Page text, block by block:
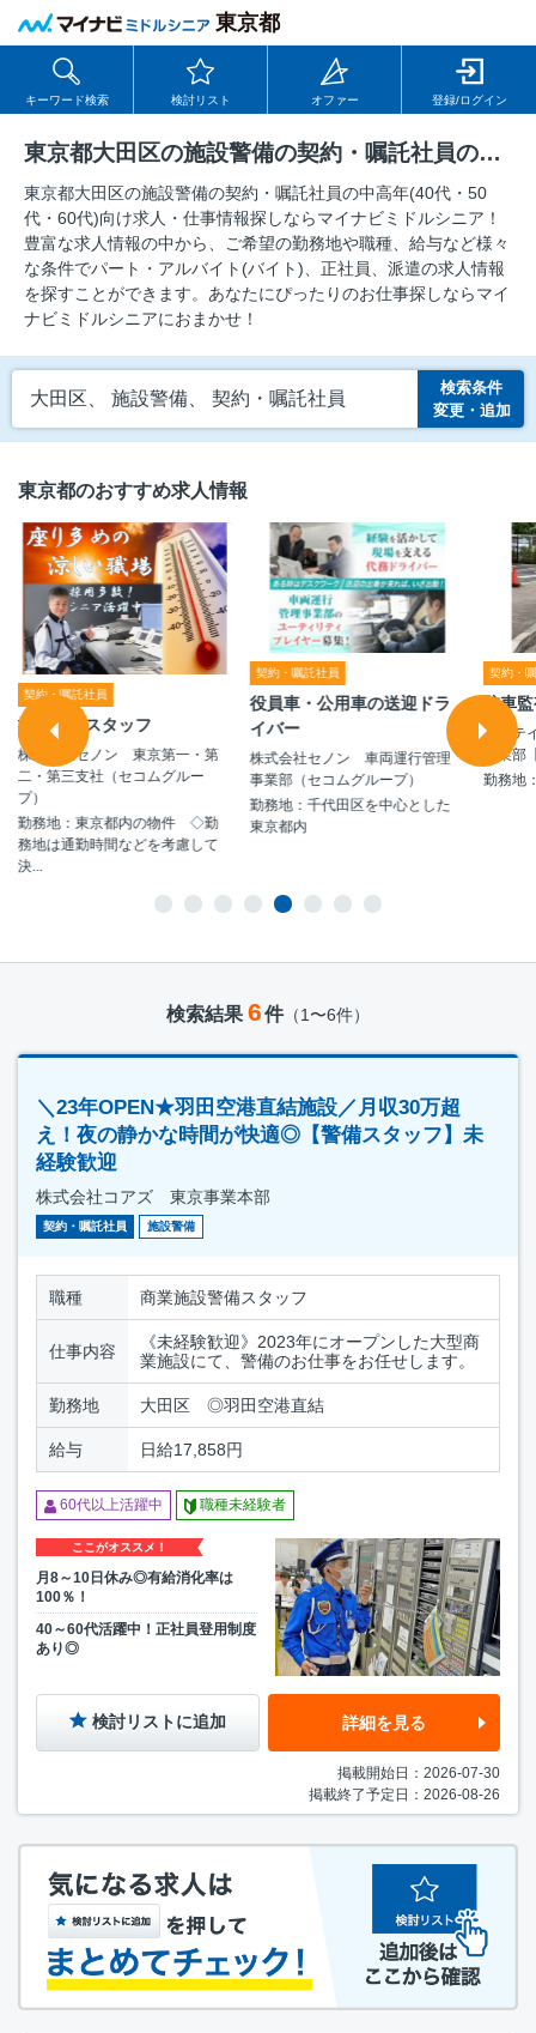
東京都
キーワード検索 検討リスト オファー 登録/ログイン
東京都大田区の施設警備の契約・嘱託社員の求人
東京都大田区の施設警備の契約・嘱託社員の中⾼年(40代・50
代・60代)向け求⼈・仕事情報探しならマイナビミドルシニア！
豊富な求人情報の中から、ご希望の勤務地や職種、給与など様々
な条件でパート・アルバイト(バイト)、正社員、派遣の求人情報
を探すことができます。あなたにぴったりのお仕事探しならマイ
ナビミドルシニアにおまかせ！
大田区、 施設警備、 契約・嘱託社員
検索条件
変更・追加
東京都のおすすめ求人情報
契約・嘱託社員
施設警備スタッフ
株式会社セノン 東京第一・第
二・第三支社（セコムグルー
プ）
勤務地：東京都内の物件 ◇勤
務地は通勤時間などを考慮して
決...
契約・嘱託社員
役員車・公用車の送迎ドラ
イバー
株式会社セノン 車両運行管理
事業部（セコムグループ）
勤務地：千代田区を中心とした
東京都内
契約・
駐車
シンテ
事業
勤務地
検索結果 6件（1〜6件）
＼23年OPEN★羽田空港直結施設／月収30万超
え！夜の静かな時間が快適◎【警備スタッフ】未
経験歓迎
株式会社コアズ 東京事業本部
契約・嘱託社員 施設警備
職種 商業施設警備スタッフ
仕事内容
《未経験歓迎》2023年にオープンした大型商
業施設にて、警備のお仕事をお任せします。
勤務地 大田区 ◎羽田空港直結
給与 日給17,858円
60代以上活躍中 職種未経験者
ここがオススメ！
月8～10日休み◎有給消化率は
100％！
40～60代活躍中！正社員登用制度
あり◎
検討リストに追加 詳細を見る
掲載開始日：2026-07-30
掲載終了予定日：2026-08-26